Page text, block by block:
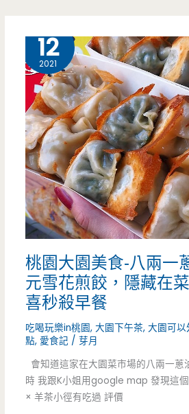
美
食-
劉
記
北
方
小
吃-
一
天
賣
三
小
12
2021
桃園大園美食-八兩一
元雪花煎餃，隱藏在
喜秒殺早餐
吃喝玩樂in桃園,大園下午茶,大園可
點, 愛食記 /芽月
會知道這家在大園菜市場的八兩一蔥
時 我跟K小姐用google map 發現這
× 羊茶小徑有吃過 評價